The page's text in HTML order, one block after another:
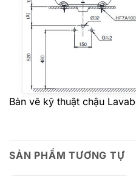
Bản vẽ kỹ thuật chậu
SẢN PHẨM TƯƠNG TỰ